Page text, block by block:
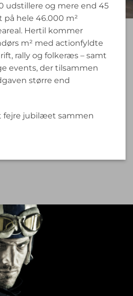
udstillere og mere end 45
hele 46.000 m²
Hertil kommer
m² med actionfyldte
rally og folkeræs – samt
events, der tilsammen
større end
fejre jubilæet sammen